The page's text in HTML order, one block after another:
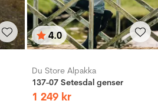
Betyg:
4.0
utav 5 stjärnor
Du Store Alpakka
137-07 Setesdal genser
1 249 kr